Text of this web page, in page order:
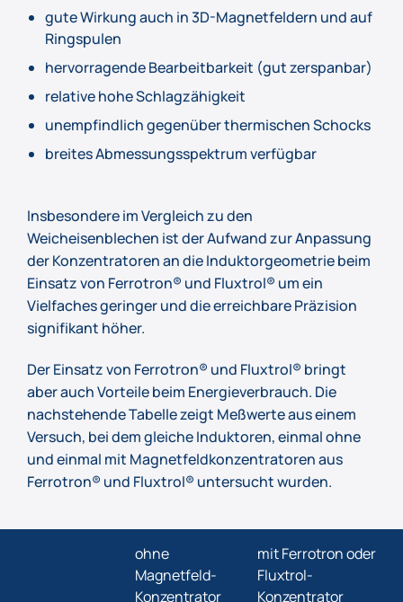
gute Wirkung auch in 3D-Magnetfeldern und auf
Ringspulen
hervorragende Bearbeitbarkeit (gut zerspanbar)
relative hohe Schlagzähigkeit
unempfindlich gegenüber thermischen Schocks
breites Abmessungsspektrum verfügbar
Insbesondere im Vergleich zu den
Weicheisenblechen ist der Aufwand zur Anpassung
der Konzentratoren an die Induktorgeometrie beim
Einsatz von Ferrotron® und Fluxtrol® um ein
Vielfaches geringer und die erreichbare Präzision
signifikant höher.
Der Einsatz von Ferrotron® und Fluxtrol® bringt
aber auch Vorteile beim Energieverbrauch. Die
nachstehende Tabelle zeigt Meßwerte aus einem
Versuch, bei dem gleiche Induktoren, einmal ohne
und einmal mit Magnetfeldkonzentratoren aus
Ferrotron® und Fluxtrol® untersucht wurden.
ohne
Magnetfeld-
Konzentrator
mit Ferrotron oder
Fluxtrol-
Konzentrator